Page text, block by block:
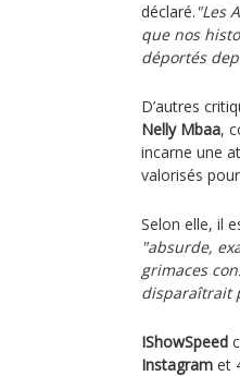
déclaré. "Les
que nos
déportés
D’autres
Nelly Mbaa,
incarne une
valorisés
Selon elle, il
"absurde,
grimaces
disparaîtrait
IShowSpeed
Instagram et